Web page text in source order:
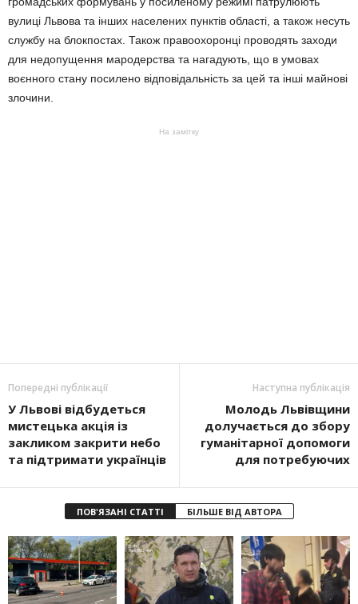
вулиці Львова та інших населених пунктів області, а також несуть
службу на блокпостах. Також правоохоронці проводять заходи
для недопущення мародерства та нагадують, що в умовах
воєнного стану посилено відповідальність за цей та інші майнові
злочини.
На замітку
Попередні публікації
У Львові відбудеться
мистецька акція із
закликом закрити небо
та підтримати українців
Наступна публікація
Молодь Львівщини
долучається до збору
гуманітарної допомоги
для потребуючих
ПОВ'ЯЗАНІ СТАТТІ БІЛЬШЕ ВІД АВТОРА